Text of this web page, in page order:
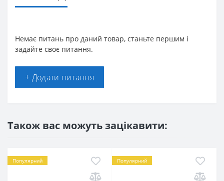
Немає питань про даний товар, станьте першим і
задайте своє питання.
+ Додати питання
Також вас можуть зацікавити:
Популярний Популярний